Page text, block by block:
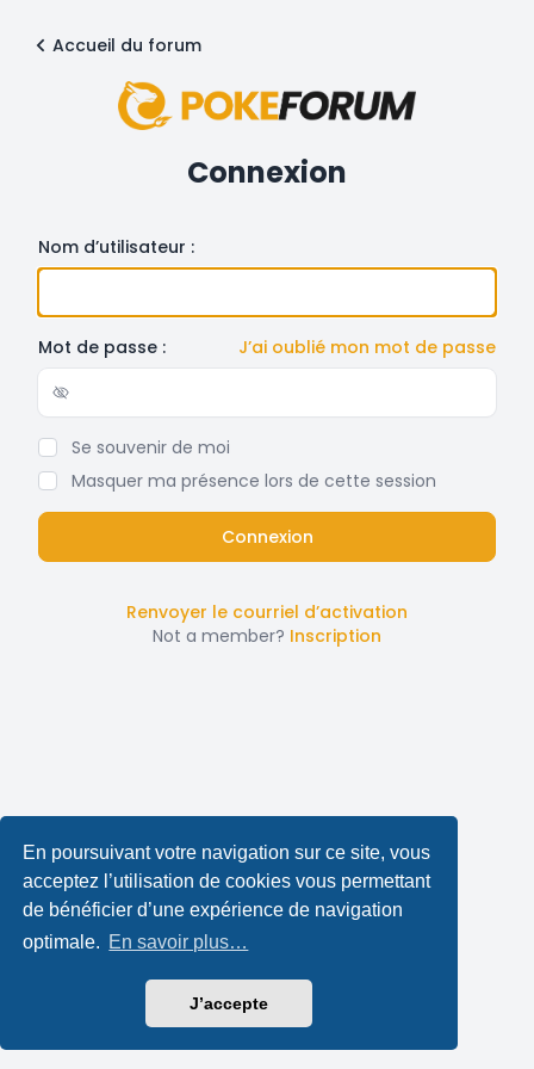
En poursuivant votre navigation sur ce site, vous
acceptez l’utilisation de cookies vous permettant
de bénéficier d’une expérience de navigation
optimale. En savoir plus…
J’accepte
Accueil du forum
Connexion
Nom d’utilisateur :
Mot de passe : J’ai oublié mon mot de passe
Show/hide password
Se souvenir de moi
Masquer ma présence lors de cette session
Renvoyer le courriel d’activation
Not a member? Inscription